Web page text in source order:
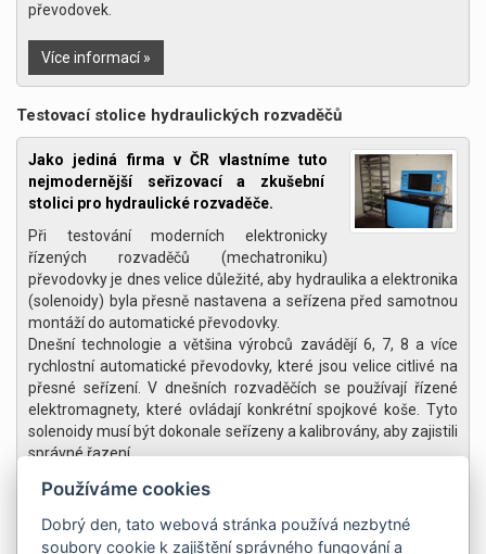
převodovek.
Více informací »
Testovací stolice hydraulických rozvaděčů
Jako jediná firma v ČR vlastníme tuto
nejmodernější seřizovací a zkušební
stolici pro hydraulické rozvaděče.
Při testování moderních elektronicky
řízených rozvaděčů (mechatroniku)
převodovky je dnes velice důležité, aby hydraulika a elektronika
(solenoidy) byla přesně nastavena a seřízena před samotnou
montáží do automatické převodovky.
Dnešní technologie a většina výrobců zavádějí 6, 7, 8 a více
rychlostní automatické převodovky, které jsou velice citlivé na
přesné seřízení. V dnešních rozvaděčích se používají řízené
elektromagnety, které ovládají konkrétní spojkové koše. Tyto
solenoidy musí být dokonale seřízeny a kalibrovány, aby zajistili
správné řazení.
Při testu hydraulického rozvaděče je na obrazovce testovací
(kalibrovaná) a data aktuální ze zkoušeného rozvaděče, tudíž
Používáme cookies
Dobrý den, tato webová stránka používá nezbytné
soubory cookie k zajištění správného fungování a